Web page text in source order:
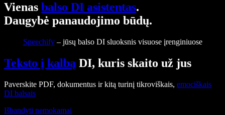
Vienas balso DI asistentas.
Daugybė panaudojimo būdų.
Speechify– jūsų balso DI sluoksnis visuose įrenginiuose
Teksto į kalbą DI, kuris skaito už jus
Paverskite PDF, dokumentus ir kitą turinį tikroviškais, emociškais
DI balsais
Išbandyti nemokamai